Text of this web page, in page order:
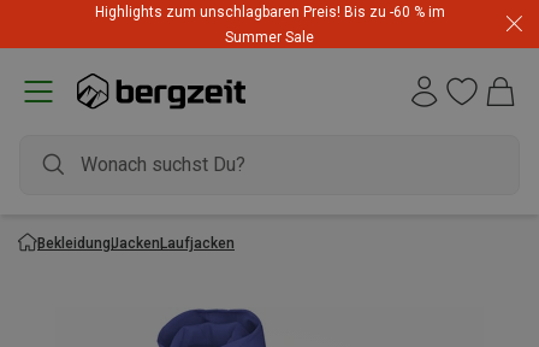
Highlights zum unschlagbaren Preis! Bis zu -60 % im
Summer Sale
BekleidungJackenLaufjacken